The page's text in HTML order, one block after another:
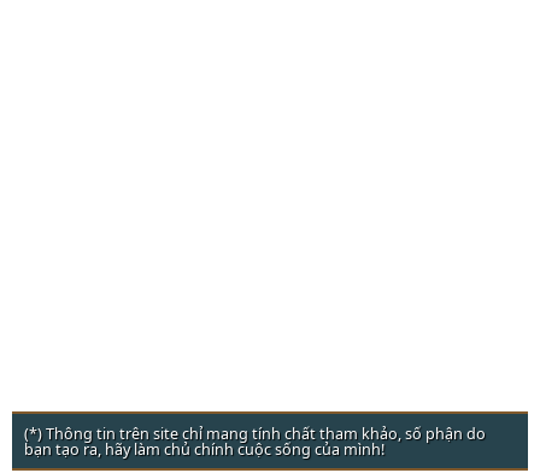
(*) Thông tin trên site chỉ mang tính chất tham khảo, số phận do
bạn tạo ra, hãy làm chủ chính cuộc sống của mình!